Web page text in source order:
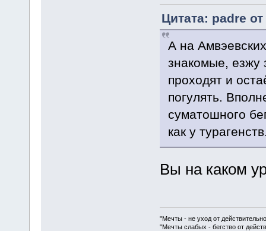
Цитата: padre
А на
знакомые, езжу
проходят и
погулять.
суматошного
как у
Вы на каком
"Мечты - не уход от
"Мечты слабых - бегство от